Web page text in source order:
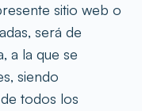
sitio web o
será de
a la que se
siendo
todos los